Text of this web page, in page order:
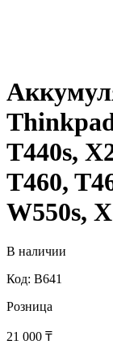
T440s,
T460,
W550s,
В наличии
Код: B641
Розница
21 000 ₸